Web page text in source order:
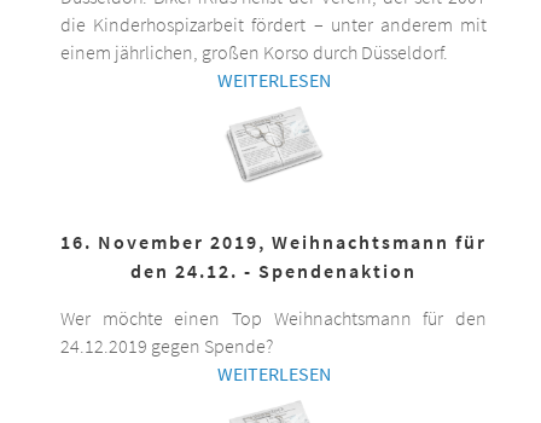
die Kinderhospizarbeit fördert – unter anderem mit
einem jährlichen, großen Korso durch Düsseldorf.
WEITERLESEN
16. November 2019, Weihnachtsmann für
den 24.12. - Spendenaktion
Wer möchte einen Top Weihnachtsmann für den
24.12.2019 gegen Spende?
WEITERLESEN